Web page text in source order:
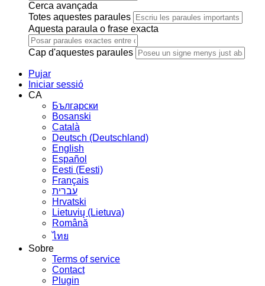
Cerca avançada
Totes aquestes paraules
Aquesta paraula o frase exacta
Cap d'aquestes paraules
Pujar
Iniciar sessió
CA
Български
Bosanski
Сatalà
Deutsch (Deutschland)
English
Español
Eesti (Eesti)
Français
עברית
Hrvatski
Lietuvių (Lietuva)
Română
ไทย
Sobre
Terms of service
Contact
Plugin